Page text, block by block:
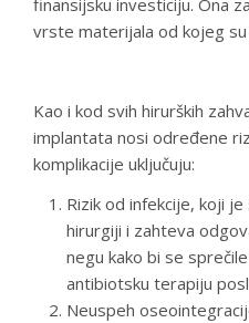
finansijsku investiciju. Ona
vrste materijala od kojeg su
Kao i kod svih hirurških
implantata nosi određene
komplikacije uključuju:
Rizik od infekcije, koji
hirurgiji i zahteva
negu kako bi se
antibiotsku terapiju
Neuspeh